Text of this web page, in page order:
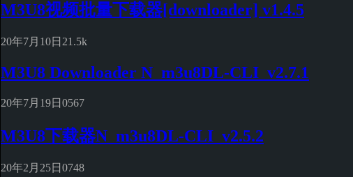
M3U8视频批量下载器[downloader] v1.4.5
20年7月10日 21.5k
M3U8 Downloader N_m3u8DL-CLI_v2.7.1
20年7月19日 0567
M3U8下载器N_m3u8DL-CLI_v2.5.2
20年2月25日 0748